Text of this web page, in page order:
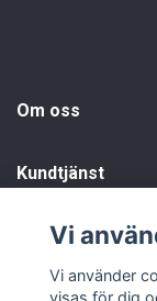
Om oss
Kundtjänst
Vi
Vi använder
visas för dig